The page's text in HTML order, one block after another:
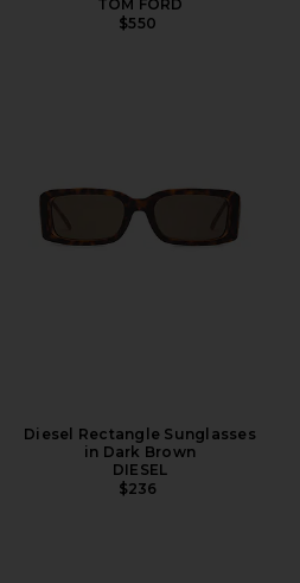
TOM FORD
$550
Diesel Rectangle Sunglasses
in Dark Brown
DIESEL
$236